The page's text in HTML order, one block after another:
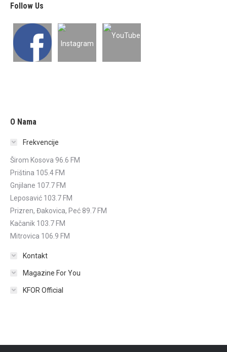
Follow Us
O Nama
Frekvencije
Širom Kosova 96.6 FM
Priština 105.4 FM
Gnjilane 107.7 FM
Leposavić 103.7 FM
Prizren, Đakovica, Peć 89.7 FM
Kačanik 103.7 FM
Mitrovica 106.9 FM
Kontakt
Magazine For You
KFOR Official